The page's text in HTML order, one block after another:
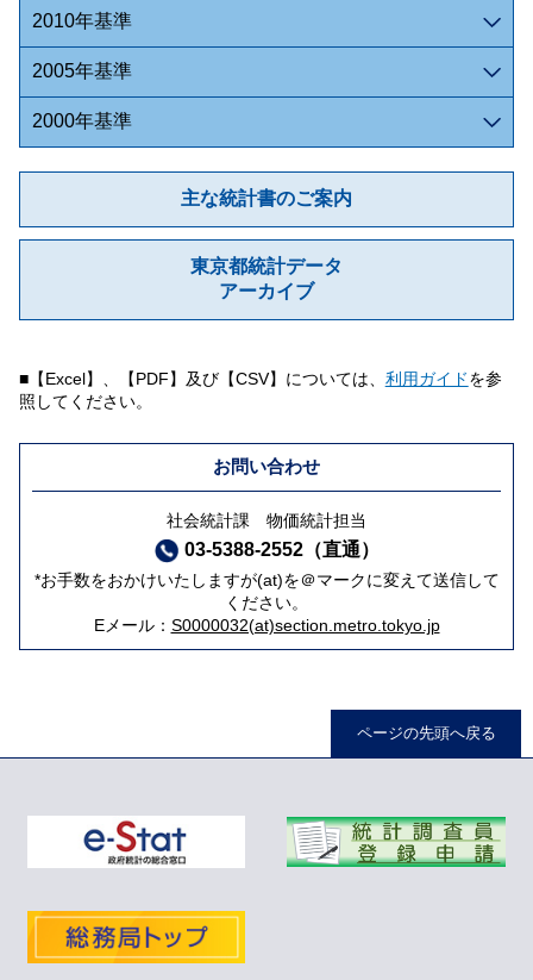
2010年基準
2005年基準
2000年基準
主な統計書のご案内
東京都統計データ
アーカイブ
■【Excel】、【PDF】及び【CSV】については、 利用ガイドを参
照してください。
お問い合わせ
社会統計課 物価統計担当
03-5388-2552（直通）
*お手数をおかけいたしますが(at)を＠マークに変えて送信して
ください。
Eメール： S0000032(at)section.metro.tokyo.jp
ページの先頭へ戻る